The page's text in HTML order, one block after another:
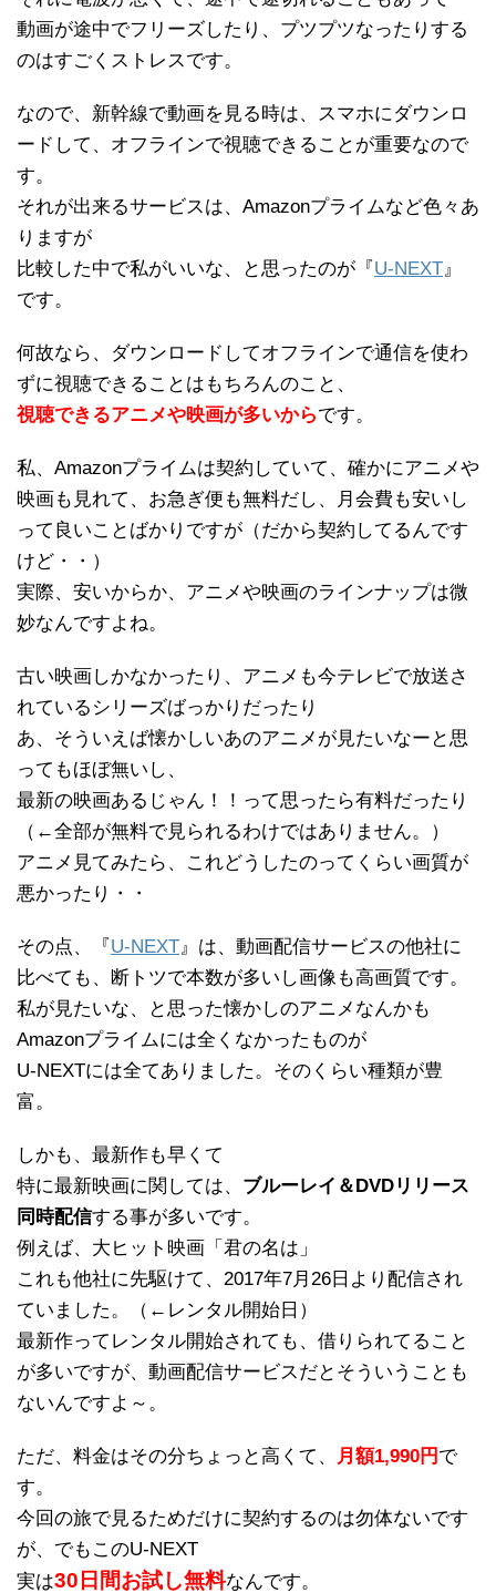
動画が途中でフリーズしたり、プツプツなったりする
のはすごくストレスです。
なので、新幹線で動画を見る時は、スマホにダウンロ
ードして、オフラインで視聴できることが重要なので
す。
それが出来るサービスは、Amazonプライムなど色々あ
りますが
比較した中で私がいいな、と思ったのが『U-NEXT 』
です。
何故なら、ダウンロードしてオフラインで通信を使わ
ずに視聴できることはもちろんのこと、
視聴できるアニメや映画が多いからです。
私、Amazonプライムは契約していて、確かにアニメや
映画も見れて、お急ぎ便も無料だし、月会費も安いし
って良いことばかりですが（だから契約してるんです
けど・・）
実際、安いからか、アニメや映画のラインナップは微
妙なんですよね。
古い映画しかなかったり、アニメも今テレビで放送さ
れているシリーズばっかりだったり
あ、そういえば懐かしいあのアニメが見たいなーと思
ってもほぼ無いし、
最新の映画あるじゃん！！って思ったら有料だったり
（←全部が無料で見られるわけではありません。）
アニメ見てみたら、これどうしたのってくらい画質が
悪かったり・・
その点、『U-NEXT 』は、動画配信サービスの他社に
比べても、断トツで本数が多いし画像も高画質です。
私が見たいな、と思った懐かしのアニメなんかも
Amazonプライムには全くなかったものが
U-NEXTには全てありました。そのくらい種類が豊
富。
しかも、最新作も早くて
特に最新映画に関しては、 ブルーレイ＆DVDリリース
同時配信する事が多いです。
例えば、大ヒット映画「君の名は」
これも他社に先駆けて、2017年7月26日より配信され
ていました。（←レンタル開始日）
最新作ってレンタル開始されても、借りられてること
が多いですが、動画配信サービスだとそういうことも
ないんですよ～。
ただ、料金はその分ちょっと高くて、 月額1,990円 で
す。
今回の旅で見るためだけに契約するのは勿体ないです
が、でもこのU-NEXT
実は30日間お試し無料なんです。